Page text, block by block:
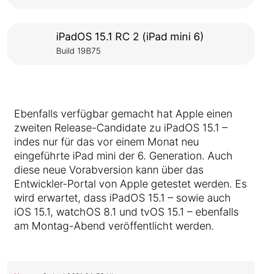
iPadOS 15.1 RC 2 (iPad mini 6)
Build 19B75
Ebenfalls verfügbar gemacht hat Apple einen
zweiten Release-Candidate zu iPadOS 15.1 –
indes nur für das vor einem Monat neu
eingeführte iPad mini der 6. Generation. Auch
diese neue Vorabversion kann über das
Entwickler-Portal von Apple getestet werden. Es
wird erwartet, dass iPadOS 15.1 – sowie auch
iOS 15.1, watchOS 8.1 und tvOS 15.1 – ebenfalls
am Montag-Abend veröffentlicht werden.